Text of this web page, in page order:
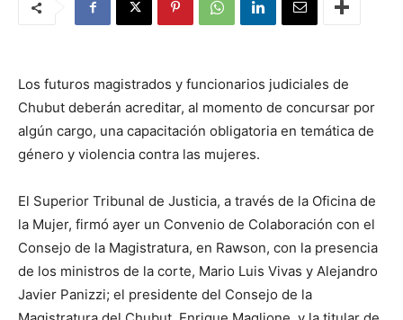
Los futuros magistrados y funcionarios judiciales de
Chubut deberán acreditar, al momento de concursar por
algún cargo, una capacitación obligatoria en temática de
género y violencia contra las mujeres.
El Superior Tribunal de Justicia, a través de la Oficina de
la Mujer, firmó ayer un Convenio de Colaboración con el
Consejo de la Magistratura, en Rawson, con la presencia
de los ministros de la corte, Mario Luis Vivas y Alejandro
Javier Panizzi; el presidente del Consejo de la